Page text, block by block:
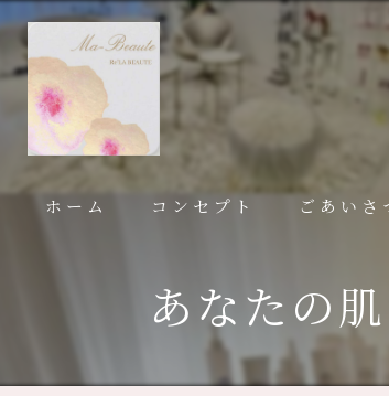
ホーム コンセプト ごあいさ
あなたの